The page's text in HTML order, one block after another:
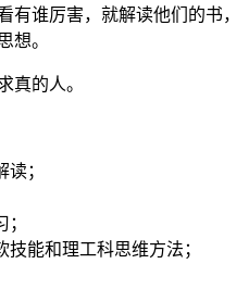
有谁厉害，就解读他们的书，
想。
真的人。
；
能和理工科思维方法；